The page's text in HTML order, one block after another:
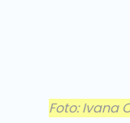
Foto: Ivana